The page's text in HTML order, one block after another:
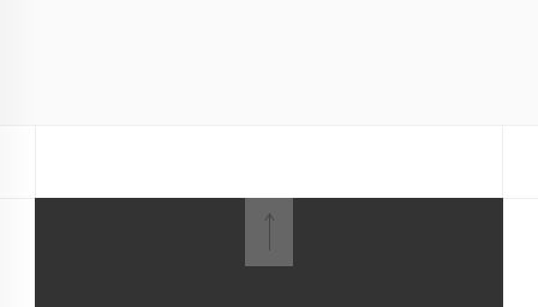
Guardar mi nombre, correo electrónico y sitio web en